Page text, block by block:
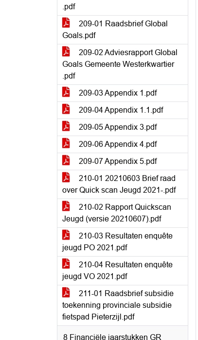
.pdf
209-01 Raadsbrief Global
Goals.pdf
209-02 Adviesrapport Global
Goals Gemeente Westerkwartier
.pdf
209-03 Appendix 1.pdf
209-04 Appendix 1.1.pdf
209-05 Appendix 3.pdf
209-06 Appendix 4.pdf
209-07 Appendix 5.pdf
210-01 20210603 Brief raad
over Quick scan Jeugd 2021-.pdf
210-02 Rapport Quickscan
Jeugd (versie 20210607).pdf
210-03 Resultaten enquête
jeugd PO 2021.pdf
210-04 Resultaten enquête
jeugd VO 2021.pdf
211-01 Raadsbrief subsidie
toekenning provinciale subsidie
fietspad Pieterzijl.pdf
8 Financiële jaarstukken GR